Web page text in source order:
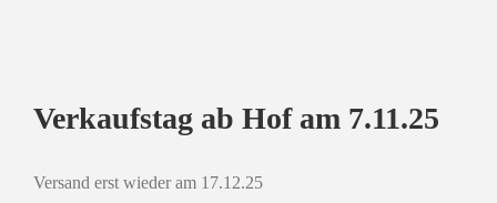
Verkaufstag ab Hof am 7.11.25
Versand erst wieder am 17.12.25